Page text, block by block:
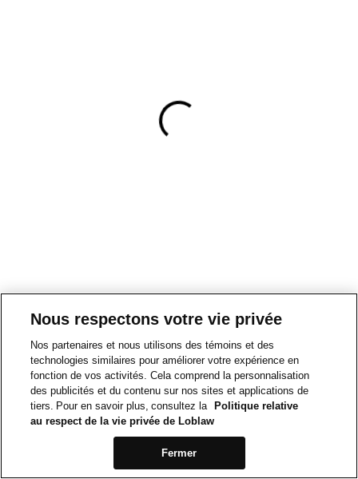
Nous respectons votre vie privée
Nos partenaires et nous utilisons des témoins et des
technologies similaires pour améliorer votre expérience en
fonction de vos activités. Cela comprend la personnalisation
des publicités et du contenu sur nos sites et applications de
tiers. Pour en savoir plus, consultez la
Politique relative
au respect de la vie privée de Loblaw
Fermer